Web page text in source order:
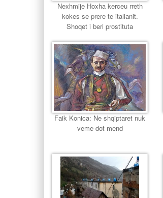
Nexhmije Hoxha kerceu rreth
kokes se prere te italianit.
Shoqet i beri prostituta
Faik Konica: Ne shqiptaret nuk
veme dot mend